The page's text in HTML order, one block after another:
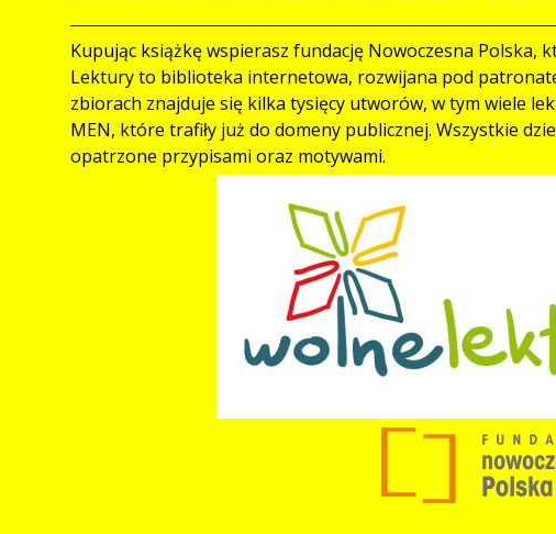
Kupując książkę wspierasz fundację Nowoczesna
Lektury to biblioteka internetowa, rozwijana pod
zbiorach znajduje się kilka tysięcy utworów, w tym wiele
MEN, które trafiły już do domeny publicznej. Wszystkie
opatrzone przypisami oraz motywami.